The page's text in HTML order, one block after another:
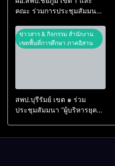
คณะ ร่วมการประชุมสัมมนา
นำการศึกษาไทยสู่อนาคต”
ประจำเขตตรวจราชการที่ 13
ข่าวสาร & กิจกรรม สำนักงาน
เขตพื้นที่การศึกษา ภาคอิสาน
สพป.บุรีรัมย์ เขต ๑ ร่วม
ประชุมสัมมนา “ผู้บริหารยุค